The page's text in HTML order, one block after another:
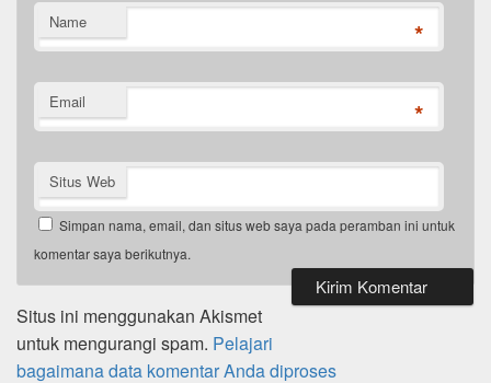
Name *
Email *
Situs Web
Simpan nama, email, dan situs web saya pada peramban ini untuk
komentar saya berikutnya.
Situs ini menggunakan Akismet
untuk mengurangi spam. Pelajari
bagaimana data komentar Anda diproses